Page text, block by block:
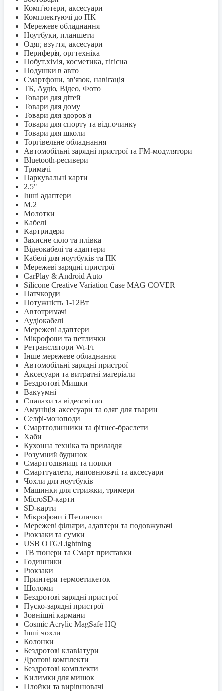
Комп'ютери, аксесуари
Комплектуючі до ПК
Мережеве обладнання
Ноутбуки, планшети
Одяг, взуття, аксесуари
Периферія, оргтехніка
Побут.хімія, косметика, гігієна
Подушки в авто
Смартфони, зв'язок, навігація
ТБ, Аудіо, Відео, Фото
Товари для дітей
Товари для дому
Товари для здоров'я
Товари для спорту та відпочинку
Товари для школи
Торгівельне обладнання
Автомобільні зарядні пристрої та FM-модулятори
Bluetooth-ресивери
Тримачі
Паркувальні карти
2.5"
Інші адаптери
M.2
Молотки
Кабелі
Картридери
Захисне скло та плівка
Відеокабелі та адаптери
Кабелі для ноутбуків та ПК
Мережеві зарядні пристрої
CarPlay & Android Auto
Silicone Creative Variation Case MAG COVER
Патчкорди
Потужність 1-12Вт
Автотримачі
Аудіокабелі
Мережеві адаптери
Мікрофони та петлички
Ретранслятори Wi-Fi
Інше мережеве обладнання
Автомобільні зарядні пристрої
Аксесуари та витратні матеріали
Бездротові Мишки
Вакуумні
Спалахи та відеосвітло
Амуніція, аксесуари та одяг для тварин
Селфi-моноподи
Смартгодинники та фітнес-браслети
Хаби
Кухонна техніка та приладдя
Розумний будинок
Смартгодівниці та поілки
Смарттуалети, наповнювачі та аксесуари
Чохли для ноутбуків
Машинки для стрижки, тримери
MicroSD-карти
SD-карти
Мікрофони і Петлички
Мережеві фільтри, адаптери та подовжувачі
Рюкзаки та сумки
USB OTG/Lightning
ТВ тюнери та Смарт приставки
Годинники
Рюкзаки
Принтери термоетикеток
Шоломи
Бездротові зарядні пристрої
Пуско-зарядні пристрої
Зовнішні кармани
Cosmic Acrylic MagSafe HQ
Інші чохли
Колонки
Бездротові клавіатури
Дротові комплекти
Бездротові комплекти
Килимки для мишок
Плойки та вирівнювачі